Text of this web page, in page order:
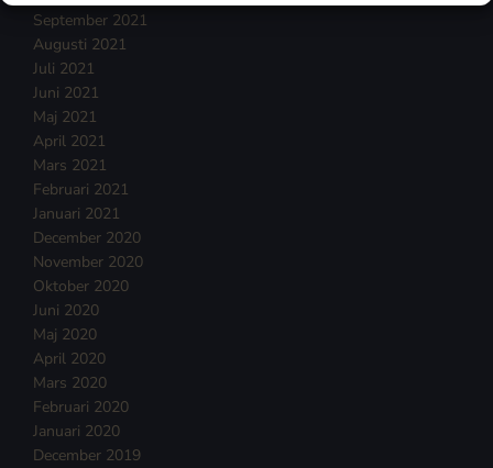
September 2021
Augusti 2021
Juli 2021
Juni 2021
Maj 2021
April 2021
Mars 2021
Februari 2021
Januari 2021
December 2020
November 2020
Oktober 2020
Juni 2020
Maj 2020
April 2020
Mars 2020
Februari 2020
Januari 2020
December 2019